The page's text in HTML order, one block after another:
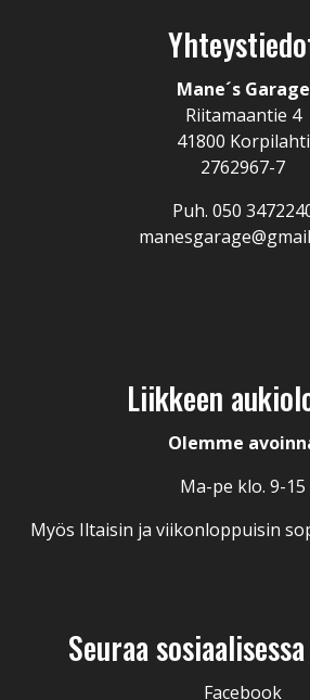
Mane´s Garage
Riitamaantie 4
41800 Korpilahti
2762967-7
Puh. 050
Liikkeen
Olemme
Ma-pe klo. 9-15
Myös Iltaisin ja viikonloppuisin
Seuraa
Facebook